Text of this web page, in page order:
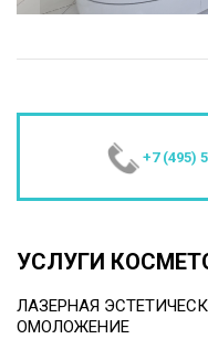
+7 (495)
УСЛУГИ
ЛАЗЕРНАЯ
ОМОЛОЖЕНИЕ